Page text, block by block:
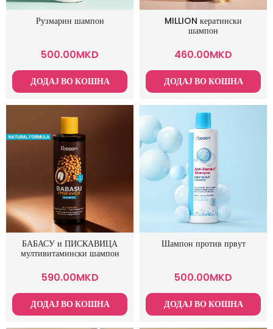
Рузмарин шампон
500.00MKD
ДОДАЈ ВО КОШНА
MILLION кератински
шампон
460.00MKD
ДОДАЈ ВО КОШНА
БАБАСУ и ПИСКАВИЦА
мултивитамински шампон
590.00MKD
ДОДАЈ ВО КОШНА
Шампон против првут
500.00MKD
ДОДАЈ ВО КОШНА